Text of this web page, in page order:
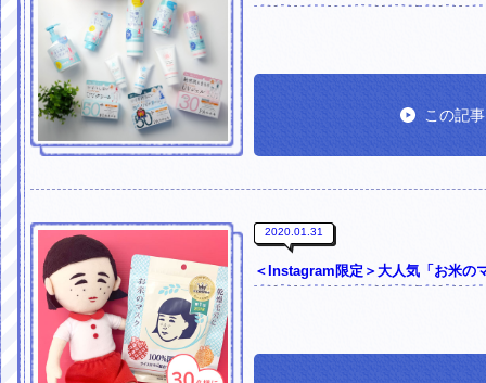
この記
2020.01.31
＜Instagram限定＞大人気「お米の